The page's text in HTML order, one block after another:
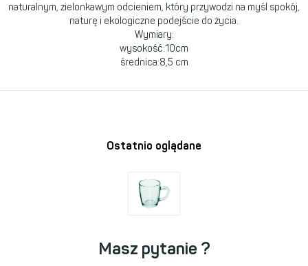
naturalnym, zielonkawym odcieniem, który przywodzi na myśl spokój,
naturę i ekologiczne podejście do życia.
Wymiary:
wysokość:10cm
średnica:8,5 cm
Ostatnio oglądane
Masz pytanie ?